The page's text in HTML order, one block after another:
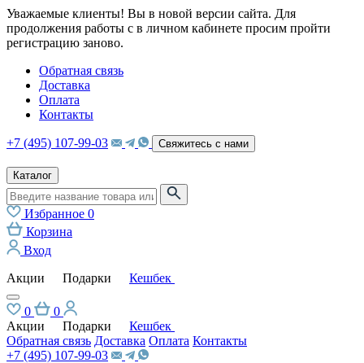
Уважаемые клиенты! Вы в новой версии сайта. Для
продолжения работы с в личном кабинете просим пройти
регистрацию заново.
Обратная связь
Доставка
Оплата
Контакты
+7 (495) 107-99-03 Свяжитесь с нами
Каталог
Избранное 0
Корзина
Вход
Акции
Подарки Кешбек
0
0
Акции
Подарки
Кешбек
Обратная связь Доставка Оплата Контакты
+7 (495) 107-99-03